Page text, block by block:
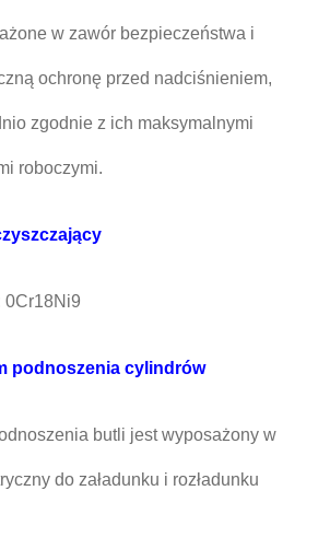
w zawór bezpieczeństwa i
ochronę przed nadciśnieniem,
zgodnie z ich maksymalnymi
roboczymi.
0Cr18Ni9
podnoszenia cylindrów
butli jest wyposażony w
do załadunku i rozładunku